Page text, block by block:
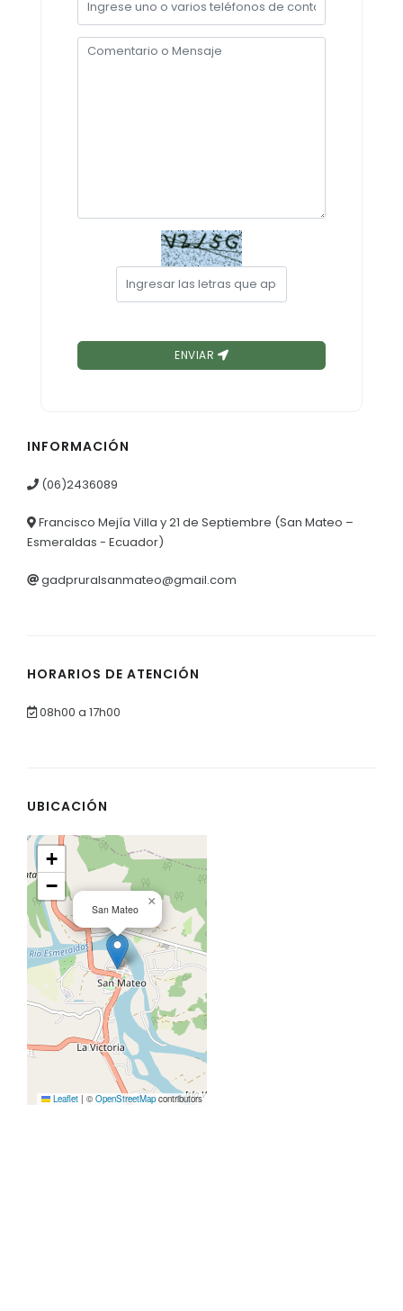
Convocatorias
GESTIÓN ADMINISTRATIVA
PRESUPUESTO: EJECUCIÓN Y REPORTES
Cédulas presupuestarias y balances
Procesos de contratación
Obras y proyectosENVIAR
INFORMACIÓN
(06)2436089
Francisco Mejía Villa y 21 de Septiembre (San Mateo –
Esmeraldas - Ecuador)
gadpruralsanmateo@gmail.com
HORARIOS DE ATENCIÓN
08h00 a 17h00
UBICACIÓN
San Mateo
×
+
−
Leaflet | © OpenStreetMap contributors